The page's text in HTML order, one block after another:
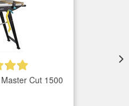
x Г x В) 450 x 295 x 12,5 мм
для кріплення із
Cut 1500